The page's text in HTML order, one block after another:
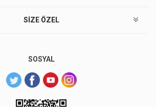
SIZE ÖZEL
SOSYAL